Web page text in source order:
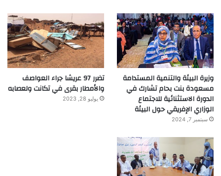
وزيرة البيئة والتنمية المستدامة
مسعودة بنت بحام تشارك في
الدورة الاستثنائية للاجتماع
الوزاري الإفريقي حول البيئة
سبتمبر 7, 2024
تضرر 97 عريشا جراء العواصف
والأمطار بقرى في تكانت ولعصابه
يوليو 28, 2023